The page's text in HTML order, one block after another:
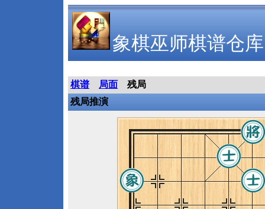
象棋巫师棋谱仓库
棋谱 局面
残局
残局推演